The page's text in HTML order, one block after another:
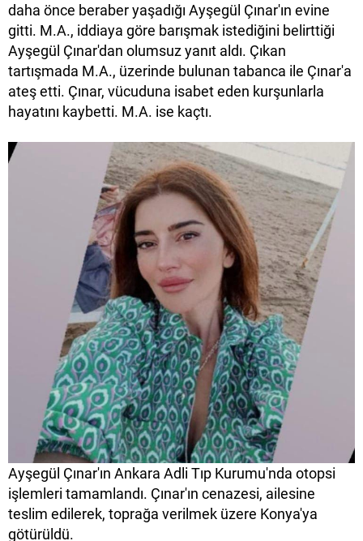
daha önce beraber yaşadığı Ayşegül Çınar'ın evine
gitti. M.A., iddiaya göre barışmak istediğini belirttiği
Ayşegül Çınar'dan olumsuz yanıt aldı. Çıkan
tartışmada M.A., üzerinde bulunan tabanca ile Çınar'a
ateş etti. Çınar, vücuduna isabet eden kurşunlarla
hayatını kaybetti. M.A. ise kaçtı.
Ayşegül Çınar'ın Ankara Adli Tıp Kurumu'nda otopsi
işlemleri tamamlandı. Çınar'ın cenazesi, ailesine
teslim edilerek, toprağa verilmek üzere Konya'ya
götürüldü.